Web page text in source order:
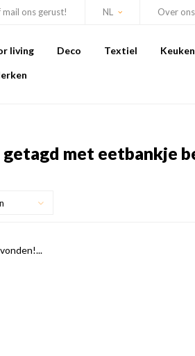
ons gerust! NL Over ons
living Deco Textiel Keuken
met eetbankje